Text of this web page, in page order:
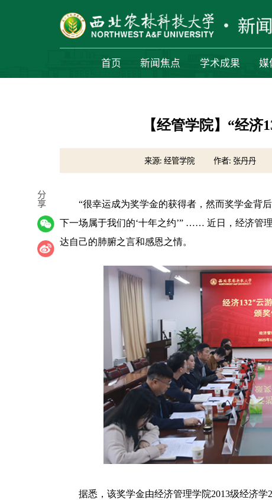
首页 新闻焦点 学术成果 媒
【经管学院】“经济
来源: 经管学院 作者: 张丹丹
“很幸运成为奖学金的获得者，然而奖学金背
下一场属于我们的‘十年之约’” …… 近日，经济管
达自己的肺腑之言和感恩之情。
据悉，该奖学金由经济管理学院2013级经济
分
享